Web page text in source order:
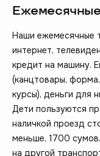
Наши ежемесячные
интернет,
кредит на машину.
(канцтовары,
курсы), деньги для
Дети пользуются
наличкой проезд
меньше, 1700
на другой